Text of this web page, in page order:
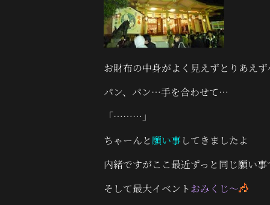
お財布の中身がよく見えずとりあえ
パン、パン…手を合わせて…
「………」
ちゃーんと願い事してきましたよ
内緒ですがここ最近ずっと同じ願い事
そして最大イベントおみくじ～